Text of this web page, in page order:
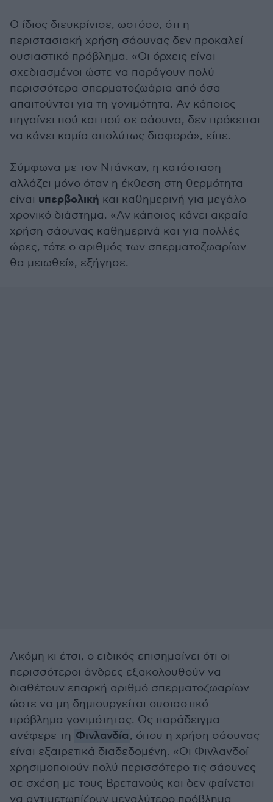
Ο ίδιος διευκρίνισε, ωστόσο, ότι η
περιστασιακή χρήση σάουνας δεν προκαλεί
ουσιαστικό πρόβλημα. «Οι όρχεις είναι
σχεδιασμένοι ώστε να παράγουν πολύ
περισσότερα σπερματοζωάρια από όσα
απαιτούνται για τη γονιμότητα. Αν κάποιος
πηγαίνει πού και πού σε σάουνα, δεν πρόκειται
να κάνει καμία απολύτως διαφορά», είπε.
Σύμφωνα με τον Ντάνκαν, η κατάσταση
αλλάζει μόνο όταν η έκθεση στη θερμότητα
είναι υπερβολική και καθημερινή για μεγάλο
χρονικό διάστημα. «Αν κάποιος κάνει ακραία
χρήση σάουνας καθημερινά και για πολλές
ώρες, τότε ο αριθμός των σπερματοζωαρίων
θα μειωθεί», εξήγησε.
Ακόμη κι έτσι, ο ειδικός επισημαίνει ότι οι
περισσότεροι άνδρες εξακολουθούν να
διαθέτουν επαρκή αριθμό σπερματοζωαρίων
ώστε να μη δημιουργείται ουσιαστικό
πρόβλημα γονιμότητας. Ως παράδειγμα
ανέφερε τη Φινλανδία, όπου η χρήση σάουνας
είναι εξαιρετικά διαδεδομένη. «Οι Φινλανδοί
χρησιμοποιούν πολύ περισσότερο τις σάουνες
σε σχέση με τους Βρετανούς και δεν φαίνεται
να αντιμετωπίζουν μεγαλύτερο πρόβλημα